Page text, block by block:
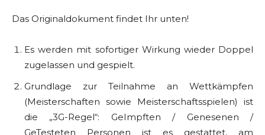
Das Originaldokument findet Ihr unten!
Es werden mit sofortiger Wirkung wieder Doppel
zugelassen und gespielt.
Grundlage zur Teilnahme an Wettkämpfen
(Meisterschaften sowie Meisterschaftsspielen) ist
die „3G-Regel“: GeImpften / Genesenen /
GeTesteten Personen ist es gestattet, am